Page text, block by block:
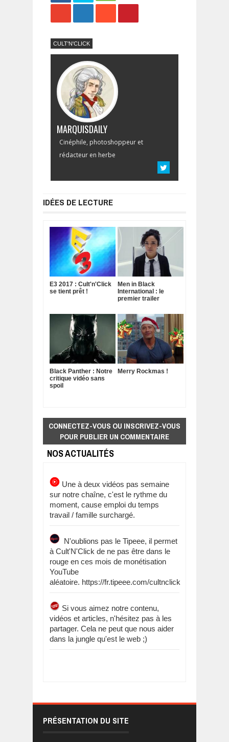
CULT'N'CLICK
MARQUISDAILY
Cinéphile, photoshoppeur et
rédacteur en herbe
IDÉES DE LECTURE
E3 2017 : Cult'n'Click
se tient prêt !
Men in Black
International : le
premier trailer
Black Panther : Notre
critique vidéo sans
spoil
Merry Rockmas !
CONNECTEZ-VOUS OU INSCRIVEZ-VOUS
POUR PUBLIER UN COMMENTAIRE
NOS ACTUALITÉS
Une à deux vidéos pas semaine
sur notre chaîne, c'est le rythme du
moment, cause emploi du temps
travail / famille surchargé.
N'oublions pas le Tipeee, il permet
à Cult'N'Click de ne pas être dans le
rouge en ces mois de monétisation
YouTube
aléatoire. https://fr.tipeee.com/cultnclick
Si vous aimez notre contenu,
vidéos et articles, n'hésitez pas à les
partager. Cela ne peut que nous aider
dans la jungle qu'est le web ;)
PRÉSENTATION DU SITE